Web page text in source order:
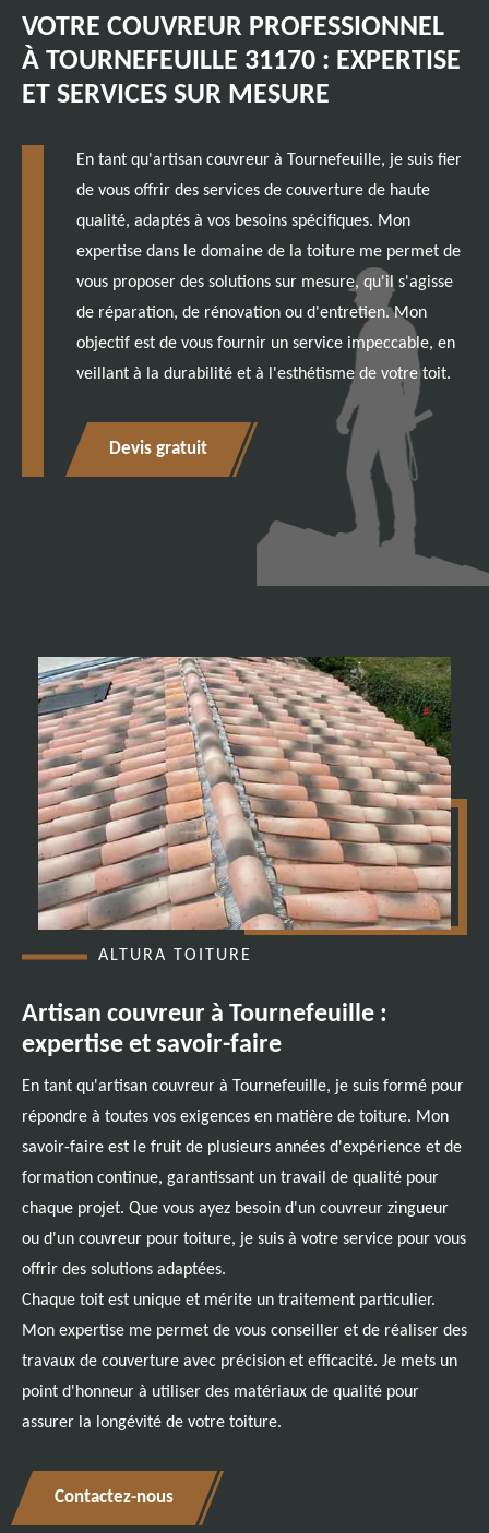
VOTRE COUVREUR PROFESSIONNEL
À TOURNEFEUILLE 31170 : EXPERTISE
ET SERVICES SUR MESURE
En tant qu'artisan couvreur à Tournefeuille, je suis fier
de vous offrir des services de couverture de haute
qualité, adaptés à vos besoins spécifiques. Mon
expertise dans le domaine de la toiture me permet de
vous proposer des solutions sur mesure, qu'il s'agisse
de réparation, de rénovation ou d'entretien. Mon
objectif est de vous fournir un service impeccable, en
veillant à la durabilité et à l'esthétisme de votre toit.
Devis gratuit
ALTURA TOITURE
Artisan couvreur à Tournefeuille :
expertise et savoir-faire
En tant qu'artisan couvreur à Tournefeuille, je suis formé pour
répondre à toutes vos exigences en matière de toiture. Mon
savoir-faire est le fruit de plusieurs années d'expérience et de
formation continue, garantissant un travail de qualité pour
chaque projet. Que vous ayez besoin d'un couvreur zingueur
ou d'un couvreur pour toiture, je suis à votre service pour vous
offrir des solutions adaptées.
Chaque toit est unique et mérite un traitement particulier.
Mon expertise me permet de vous conseiller et de réaliser des
travaux de couverture avec précision et efficacité. Je mets un
point d'honneur à utiliser des matériaux de qualité pour
assurer la longévité de votre toiture.
Contactez-nous